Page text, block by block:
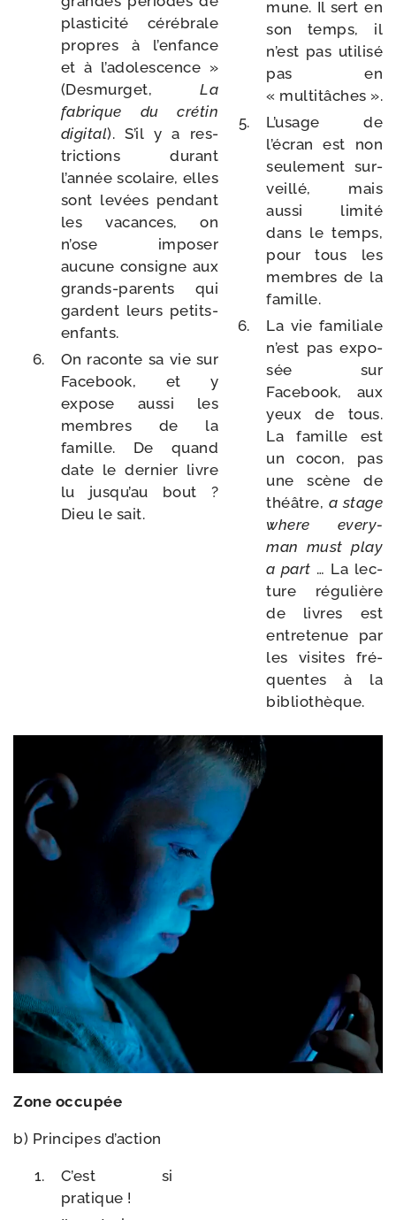
plas­ti­ci­té céré­brale
propres à l’enfance
et à l’adolescence »
(Desmurget,La
fabrique du cré­tin
digi­tal). S’il y a res­
tric­tions durant
l’année sco­laire, elles
sont levées pen­dant
les vacances, on
n’ose impo­ser
aucune consigne aux
grands-​parents qui
gardent leurs petits-
enfants.
On raconte sa vie sur
Facebook, et y
expose aus­si les
membres de la
famille. De quand
date le der­nier livre
lu jusqu’au bout ?
Dieu le sait.
mune. Il sert en
son temps, il
n’est pas uti­li­sé
pas en
« multitâches ».
L’usage de
l’écran est non
seule­ment sur­
veillé, mais
aus­si limi­té
dans le temps,
pour tous les
membres de la
famille.
La vie fami­liale
n’est pas expo­
sée sur
Facebook, aux
yeux de tous.
La famille est
un cocon, pas
une scène de
théâtre, a stage
where eve­ry­
man must play
a part … La lec­
ture régu­lière
de livres est
entre­te­nue par
les visites fré­
quentes à la
bibliothèque.
Zone occu­pée
b) Principes d’action
C’est si
pratique !